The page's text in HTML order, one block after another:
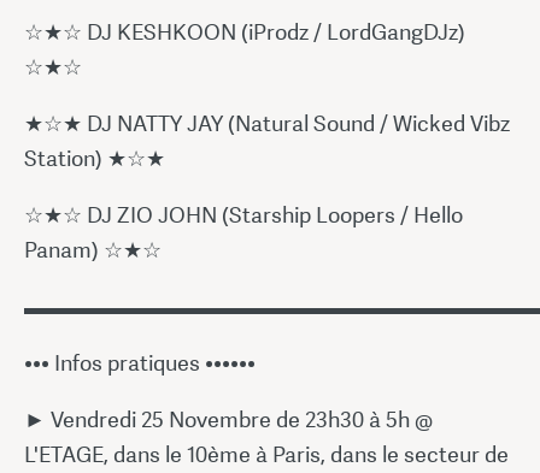
☆★☆ DJ KESHKOON (iProdz / LordGangDJz)
☆★☆
★☆★ DJ NATTY JAY (Natural Sound / Wicked Vibz
Station) ★☆★
☆★☆ DJ ZIO JOHN (Starship Loopers / Hello
Panam) ☆★☆
••• Infos pratiques ••••••
► Vendredi 25 Novembre de 23h30 à 5h @
L'ETAGE, dans le 10ème à Paris, dans le secteur de